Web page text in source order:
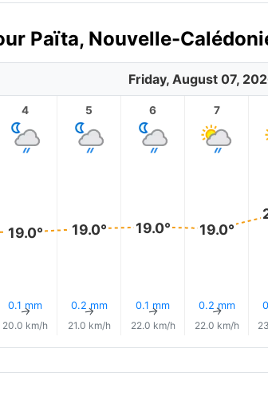
Païta, Nouvelle-
Friday, August 07,
4
19.0°
0.1 mm
↑
20.0 km/h
5
19.0°
0.2 mm
↑
21.0 km/h
6
19.0°
0.1 mm
↑
22.0 km/h
7
19.0°
0.2 mm
↑
22.0 km/h